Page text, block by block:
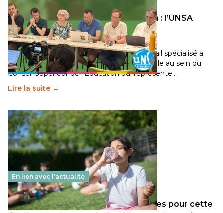
Transition écologique de l’éducation : l’UNSA
Éducation fait bouger les lignes
30 juin 2026-National
Pendant plusieurs mois, un groupe de travail spécialisé a
travaillé sur la transition écologique de l’Ecole au sein du
Conseil Supérieur de l’Éducation qui représente…
Lire la suite →
En lien avec l'actualité
Les décisions ministérielles attendues pour cette